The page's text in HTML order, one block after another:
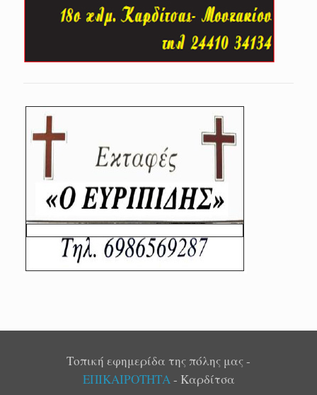
Τοπική εφημερίδα της πόλης μας -
ΕΠΙΚΑΙΡΟΤΗΤΑ- Καρδίτσα